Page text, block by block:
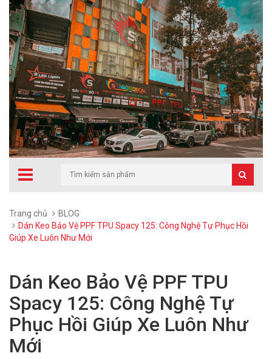
Trang chủ
BLOG
Dán Keo Bảo Vệ PPF TPU Spacy 125: Công Nghệ Tự Phục Hồi
Giúp Xe Luôn Như Mới
Dán Keo Bảo Vệ PPF TPU
Spacy 125: Công Nghệ Tự
Phục Hồi Giúp Xe Luôn Như
Mới